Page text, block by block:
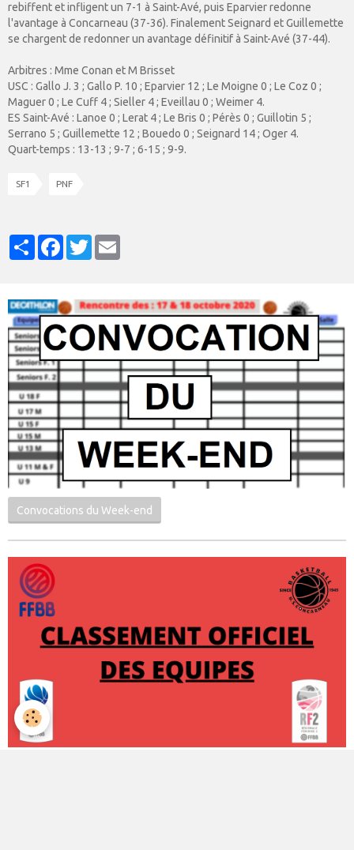
rebiffent et infligent un 7-1 à Saint-Avé, puis Eparvier redonne
l'avantage à Concarneau (37-36). Finalement Seignard et Guillemette
se chargent de redonner un avantage définitif à Saint-Avé (37-44).
Arbitres : Mme Conan et M Brisset
USC : Gallo J. 3 ; Gallo P. 10 ; Eparvier 12 ; Le Moigne 0 ; Le Coz 0 ;
Maguer 0 ; Le Cuff 4 ; Sieller 4 ; Eveillau 0 ; Weimer 4.
ES Saint-Avé : Lanoe 0 ; Lerat 4 ; Le Bris 0 ; Pérès 0 ; Guillotin 5 ;
Serrano 5 ; Guillemette 12 ; Bouedo 0 ; Seignard 14 ; Oger 4.
Quart-temps : 13-13 ; 9-7 ; 6-15 ; 9-9.
SF1 PNF
PartagerFacebook
Twitter
Convocations du Week-end